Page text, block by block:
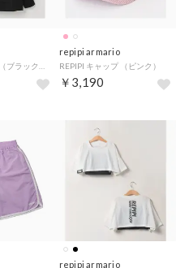
repipi armario
REPIPI キャップ （ピンク）
￥3,190
repipi armario